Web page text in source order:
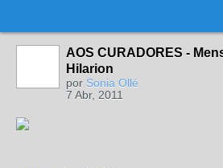
AOS CURADORES -
Hilarion
por Sonia Ollé
7 Abr, 2011